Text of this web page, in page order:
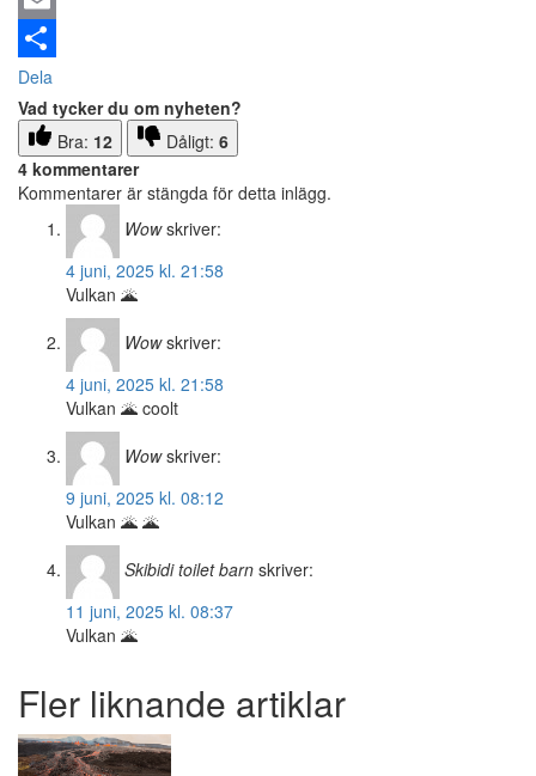
Email
Dela
Vad tycker du om nyheten?
Bra: 12 Dåligt: 6
4 kommentarer
Kommentarer är stängda för detta inlägg.
Wow skriver:
4 juni, 2025 kl. 21:58
Vulkan 🌋
Wow skriver:
4 juni, 2025 kl. 21:58
Vulkan 🌋 coolt
Wow skriver:
9 juni, 2025 kl. 08:12
Vulkan 🌋 🌋
Skibidi toilet barn skriver:
11 juni, 2025 kl. 08:37
Vulkan 🌋
Fler liknande artiklar